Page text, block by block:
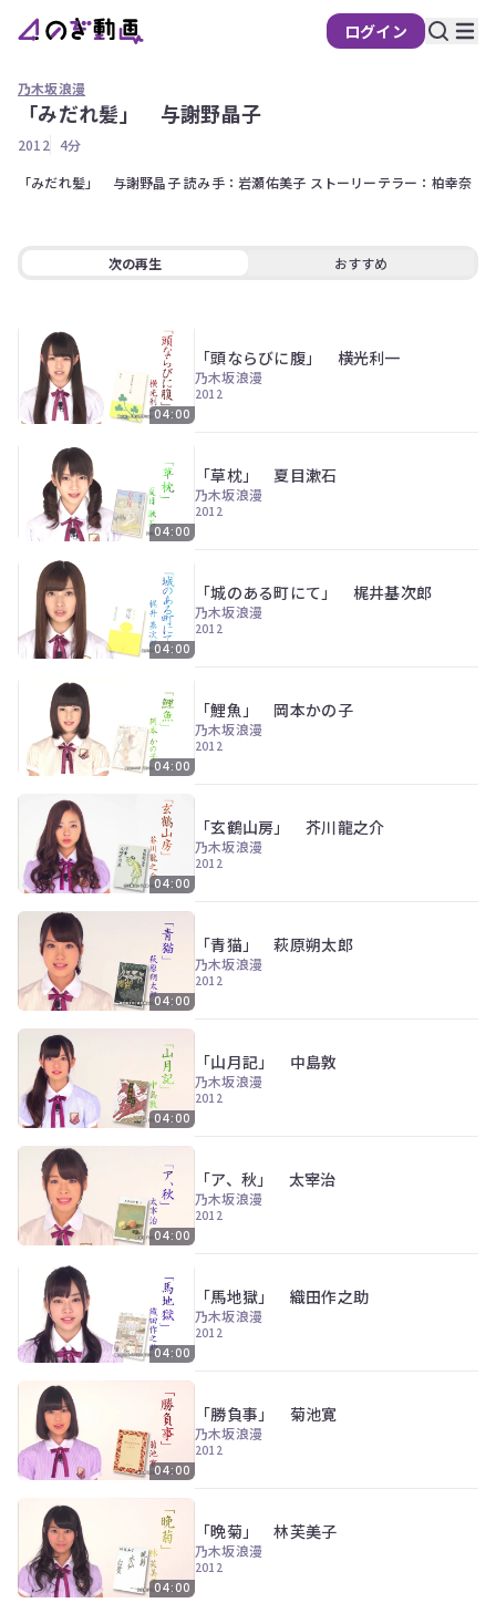
ログイン
の
す。
今
す
員
登
録
す
乃木坂浪漫
「みだれ髪」 与謝野晶子
2012 4分
「みだれ髪」　与謝野晶子 読み手：岩瀬佑美子 ストーリーテラー：柏幸奈
次の再生 おすすめ
04:00
「頭ならびに腹」 横光利一
乃木坂浪漫
2012
04:00
「草枕」 夏目漱石
乃木坂浪漫
2012
04:00
「城のある町にて」 梶井基次郎
乃木坂浪漫
2012
04:00
「鯉魚」 岡本かの子
乃木坂浪漫
2012
04:00
「玄鶴山房」 芥川龍之介
乃木坂浪漫
2012
04:00
「青猫」 萩原朔太郎
乃木坂浪漫
2012
04:00
「山月記」 中島敦
乃木坂浪漫
2012
04:00
「ア、秋」 太宰治
乃木坂浪漫
2012
04:00
「馬地獄」 織田作之助
乃木坂浪漫
2012
04:00
「勝負事」 菊池寛
乃木坂浪漫
2012
04:00
「晩菊」 林芙美子
乃木坂浪漫
2012